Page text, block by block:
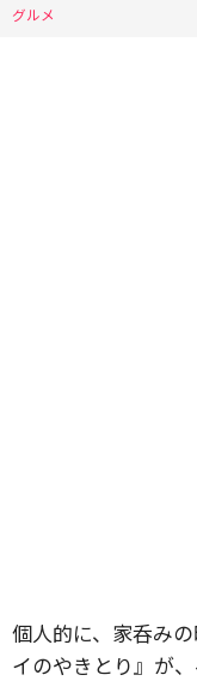
グルメ
個人的に、家呑み
イのやきとり』が